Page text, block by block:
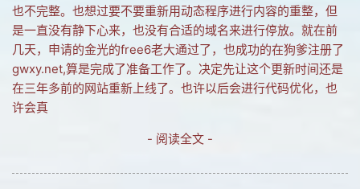
也不完整。也想过要不要重新用动态程序进行内容的重整，但
是一直没有静下心来，也没有合适的域名来进行停放。就在前
几天，申请的金光的free6老大通过了，也成功的在狗爹注册了
gwxy.net,算是完成了准备工作了。决定先让这个更新时间还是
在三年多前的网站重新上线了。也许以后会进行代码优化，也
许会真
- 阅读全文 -